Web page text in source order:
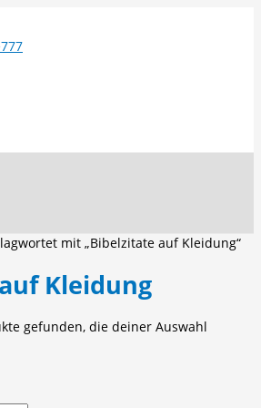
mit „Bibelzitate auf Kleidung“
Kleidung
gefunden, die deiner Auswahl